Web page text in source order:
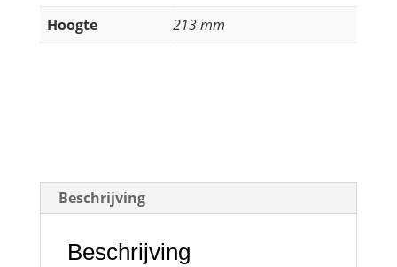
Hoogte
213 mm
Beschrijving
Beschrijving